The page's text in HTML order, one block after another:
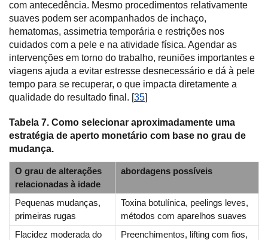
com antecedência. Mesmo procedimentos relativamente
suaves podem ser acompanhados de inchaço,
hematomas, assimetria temporária e restrições nos
cuidados com a pele e na atividade física. Agendar as
intervenções em torno do trabalho, reuniões importantes e
viagens ajuda a evitar estresse desnecessário e dá à pele
tempo para se recuperar, o que impacta diretamente a
qualidade do resultado final. [35]
Tabela 7. Como selecionar aproximadamente uma
estratégia de aperto monetário com base no grau de
mudança.
O grau de alterações
relacionadas à idade
abordagens possíveis
Pequenas mudanças,
primeiras rugas
Toxina botulínica, peelings leves,
métodos com aparelhos suaves
Flacidez moderada do
Preenchimentos, lifting com fios,